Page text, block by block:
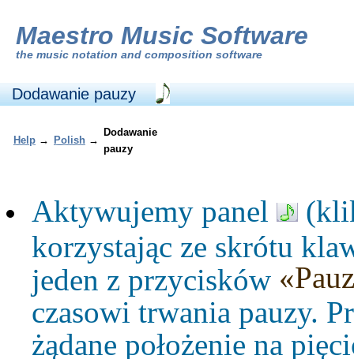
Maestro Music Software
the music notation and composition software
Dodawanie pauzy
Help → Polish →
Dodawanie
pauzy
Aktywujemy panel
korzystając ze skrótu
jeden z przycisków
czasowi trwania pauzy.
żądane położenie na